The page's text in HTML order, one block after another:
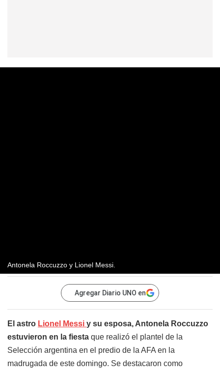
Antonela Roccuzzo y Lionel Messi.
Agregar Diario UNO en
El astro Lionel Messi y su esposa, Antonela Roccuzzo
estuvieron en la fiesta que realizó el plantel de la
Selección argentina en el predio de la AFA en la
madrugada de este domingo. Se destacaron como